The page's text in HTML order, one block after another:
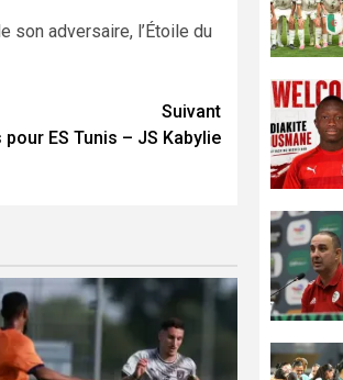
son adversaire, l’Étoile du
Suivant
ES Tunis – JS Kabylie